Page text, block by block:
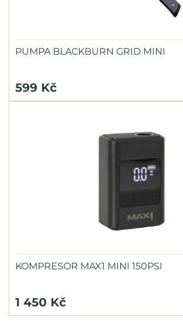
PUMPA BLACKBURN GRID MINI
599 Kč
KOMPRESOR MAX1 MINI 150PSI
1 450 Kč